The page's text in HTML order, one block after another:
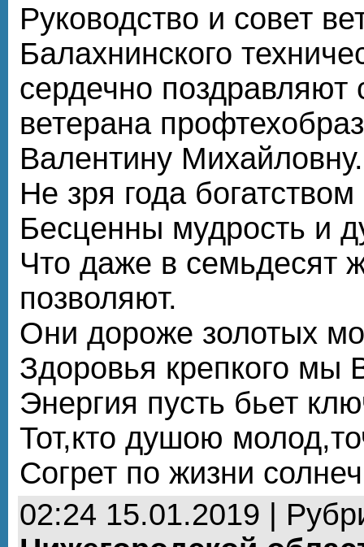
Руководство и совет
Балахнинского
сердечно
ветерана
Валентину Михайловну.
Не зря года
Бесценны мудрость и
Что даже в семьдесят
позволяют.
Они дороже золотых
Здоровья крепкого мы
Энергия пусть бьет
Тот,кто душою
Согрет по жизни
02:24 15.01.2019 |